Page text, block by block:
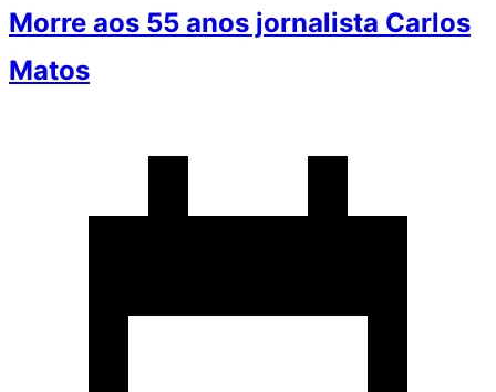
Morre aos 55 anos jornalista Carlos
Matos